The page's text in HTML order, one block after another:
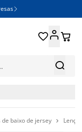


 
de baixo de jersey 